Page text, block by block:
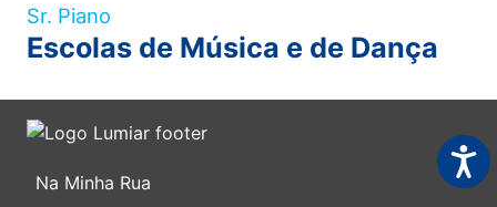
Sr. Piano
Escolas de Música e de Dança
Na Minha Rua